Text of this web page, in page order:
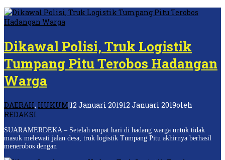
Dikawal Polisi, Truk Logistik
Tumpang Pitu Terobos Hadangan
Warga
DAERAH, HUKUM|12 Januari 201912 Januari 2019oleh
REDAKSI
SUARAMERDEKA – Setelah empat hari di hadang warga untuk tidak
masuk melewati jalan desa, truk logistik Tumpang Pitu akhirnya berhasil
menerobos dengan